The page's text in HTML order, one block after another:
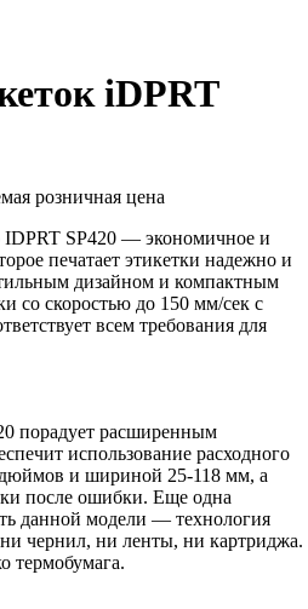
iDPRT
розничная цена
SP420 — экономичное и
печатает этикетки надежно и
дизайном и компактным
со скоростью до 150 мм/сек с
всем требования для
порадует расширенным
использование расходного
и шириной 25-118 мм, а
после ошибки. Еще одна
данной модели — технология
ни чернил, ни ленты, ни картриджа.
термобумага.